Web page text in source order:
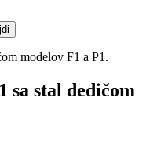
stal dedičom